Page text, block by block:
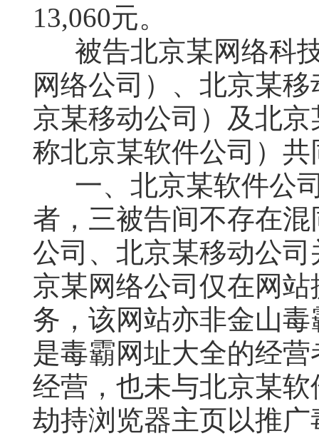
13,060元。
被告北京某网络科
网络公司）、北京某
京某移动公司）及北
称北京某软件公司）共
一、北京某软件公
者，三被告间不存在
公司、北京某移动公
京某网络公司仅在网
务，该网站亦非金山
是毒霸网址大全的经
经营，也未与北京某
劫持浏览器主页以推